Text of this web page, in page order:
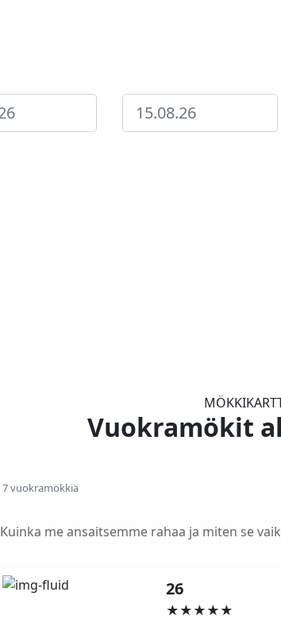
Vuokramökit
7 vuokramökkiä
Kuinka me ansaitsemme rahaa ja miten se
26
★★★★★